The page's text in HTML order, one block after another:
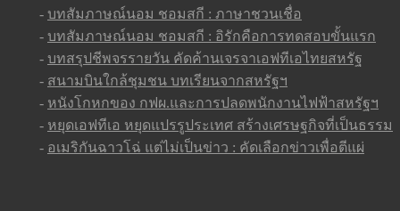
- บทสัมภาษณ์นอม ชอมสกี : ภาษาชวนเชื่อ
- บทสัมภาษณ์นอม ชอมสกี : อิรักคือการทดสอบขั้นแรก
- บทสรุปชีพจรรายวัน คัดค้านเจรจาเอฟทีเอไทยสหรัฐ
- สนามบินใกล้ชุมชน บทเรียนจากสหรัฐฯ
- หนังโกหกของ กฟผ.และการปลดพนักงานไฟฟ้าสหรัฐฯ
- หยุดเอฟทีเอ หยุดแปรรูประเทศ สร้างเศรษฐกิจที่เป็นธรรม
- อเมริกันฉาวโฉ่ แต่ไม่เป็นข่าว : คัดเลือกข่าวเพื่อตีแผ่